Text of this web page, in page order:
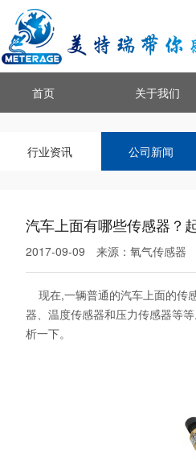
首页 关于我们
行业资讯 公司新闻
汽车上面有哪些传感器？
2017-09-09 来源： 氧气传感器
现在,一辆普通的汽车上面的传
器、温度传感器和压力传感器等
析一下。